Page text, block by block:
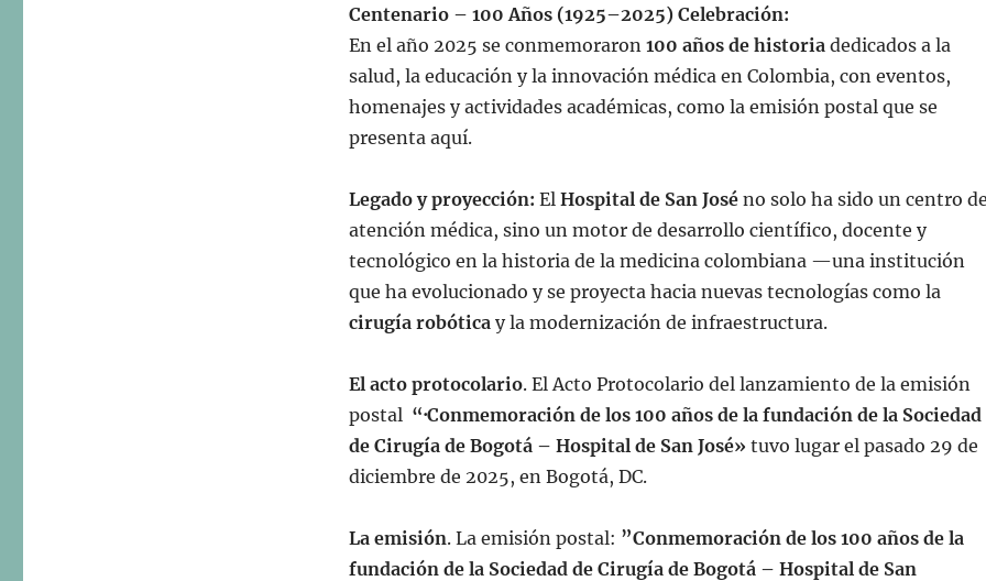
Centenario – 100 Años (1925–2025) Celebración:
En el año 2025 se conmemoraron 100 años de historiadedicados a la
salud, la educación y la innovación médica en Colombia, con eventos,
homenajes y actividades académicas, como la emisión postal que se
presenta aquí.
Legado y proyección: El Hospital de San Joséno solo ha sido un centro de
atención médica, sino un motor de desarrollo científico, docente y
tecnológico en la historia de la medicina colombiana —una institución
que ha evolucionado y se proyecta hacia nuevas tecnologías como la
cirugía robóticay la modernización de infraestructura.
El acto protocolario. El Acto Protocolario del lanzamiento de la emisión
postal “·Conmemoración de los 100 años de la fundación de la Sociedad
de Cirugía de Bogotá – Hospital de San José» tuvo lugar el pasado 29 de
diciembre de 2025, en Bogotá, DC.
La emisión. La emisión postal: ”Conmemoración de los 100 años de la
fundación de la Sociedad de Cirugía de Bogotá – Hospital de San